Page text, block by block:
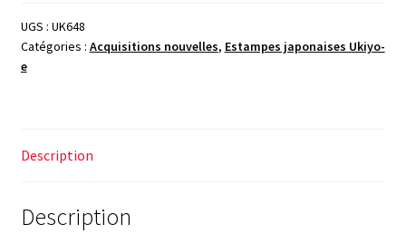
UGS : UK648
Catégories : Acquisitions nouvelles, Estampes japonaises Ukiyo-
e
Description
Description